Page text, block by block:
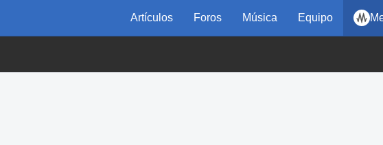
Artículos Foros Música Equipo